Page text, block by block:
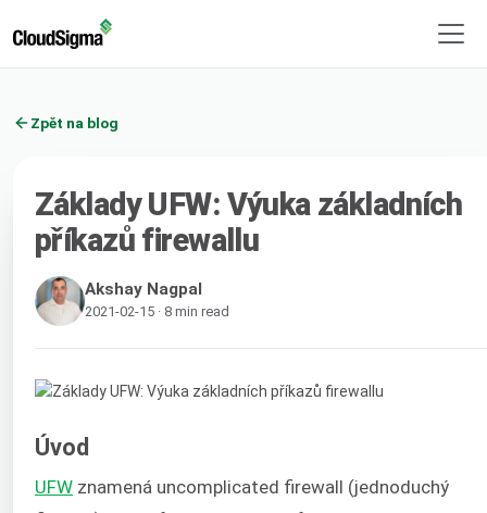
Zpět na blog
Základy UFW: Výuka základních
příkazů firewallu
Akshay Nagpal
2021-02-15 · 8 min read
Úvod
UFW znamená uncomplicated firewall (jednoduchý